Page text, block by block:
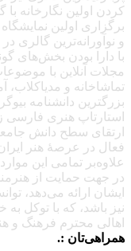
کردن اولین نگارخانه
برگزاری اولین
و نوآورانه‌ترین گالری
با دارا بودن بخش‌های
مجلات آنلاین با
تماشاخانه و
بزرگترین دانشنامه
استارتاپ هنری فارسی
ارتقای سطح دانش
فعال در عرصهٔ هنر
علاوه‌بر تمامی این
در جهت حمایت از
ایشان ارائه می‌دهد،
نیز باشد، که با توکل
اهالی محترم فرهنگ و
همراهی‌تان :.